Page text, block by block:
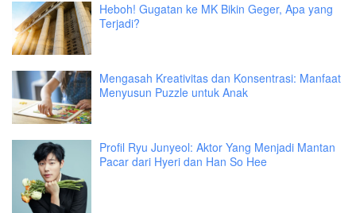
Heboh! Gugatan ke MK Bikin Geger, Apa yang
Terjadi?
Mengasah Kreativitas dan Konsentrasi: Manfaat
Menyusun Puzzle untuk Anak
Profil Ryu Junyeol: Aktor Yang Menjadi Mantan
Pacar dari Hyeri dan Han So Hee